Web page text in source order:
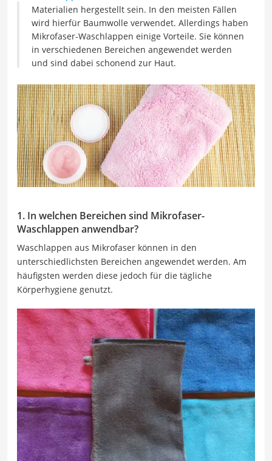
Materialien hergestellt sein. In den meisten Fällen
wird hierfür Baumwolle verwendet. Allerdings haben
Mikrofaser-Waschlappen einige Vorteile. Sie können
in verschiedenen Bereichen angewendet werden
und sind dabei schonend zur Haut.
1. In welchen Bereichen sind Mikrofaser-
Waschlappen anwendbar?
Waschlappen aus Mikrofaser können in den
unterschiedlichsten Bereichen angewendet werden. Am
häufigsten werden diese jedoch für die tägliche
Körperhygiene genutzt.